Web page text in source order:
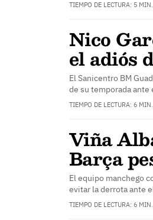
TIEMPO DE LECTURA: 5 MIN.
Nico
el adiós
El Sanicentro BM
de su temporada ante
TIEMPO DE LECTURA: 6 MIN.
Viña
Barça
El equipo manchego
evitar la derrota ante
TIEMPO DE LECTURA: 6 MIN.